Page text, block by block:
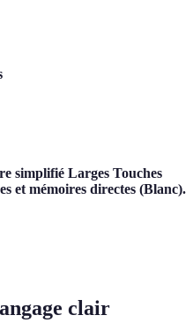
simplifié Larges Touches
et mémoires directes (Blanc).
clair